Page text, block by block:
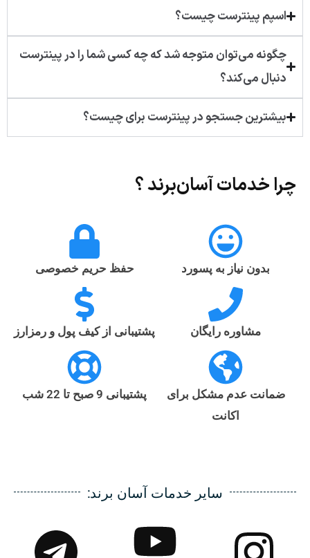
اسپم پینترست چیست؟
چگونه می‌توان متوجه شد که چه کسی شما را در پینترست
دنبال می‌کند؟
بیشترین جستجو در پینترست برای چیست؟
چرا خدمات آسان‌برند ؟
بدون نیاز به پسورد حفظ حریم خصوصی
مشاوره رایگان پشتیبانی از کیف پول و رمزارز
ضمانت عدم مشکل برای
اکانت
پشتیبانی 9 صبح تا 22 شب
سایر خدمات آسان برند: